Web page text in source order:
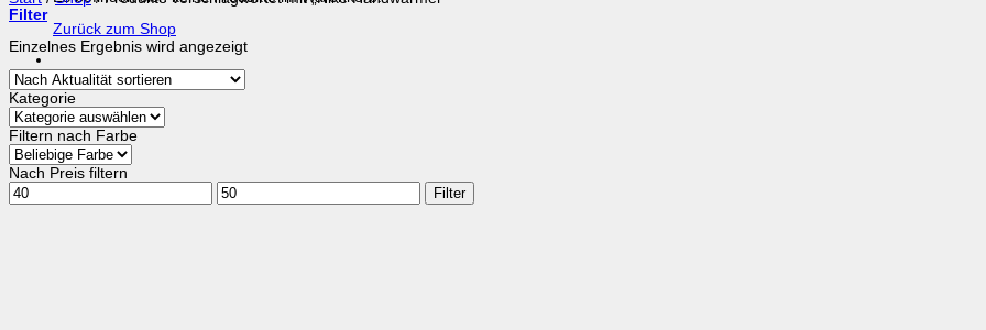
Zurück zum Shop
Filter
Einzelnes Ergebnis wird angezeigt
Kategorie
Filtern nach Farbe
Nach Preis filtern
Min.
Preis
Max.
Preis
Filter